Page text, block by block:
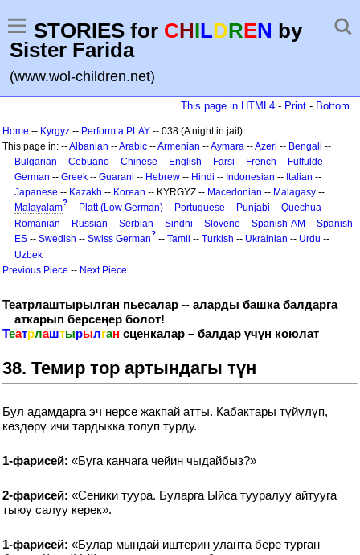
STORIES for CHILDREN by
Sister Farida
(www.wol-children.net)
This page in HTML4 - Print - Bottom
Home -- Kyrgyz -- Perform a PLAY -- 038 (A night in jail)
This page in: --Albanian --Arabic --Armenian --Aymara --Azeri -- Bengali --
Bulgarian -- Cebuano -- Chinese -- English -- Farsi -- French -- Fulfulde --
German -- Greek -- Guarani -- Hebrew -- Hindi -- Indonesian -- Italian --
Japanese -- Kazakh -- Korean -- KYRGYZ -- Macedonian -- Malagasy --
Malayalam? -- Platt (Low German) -- Portuguese -- Punjabi -- Quechua --
Romanian -- Russian -- Serbian -- Sindhi -- Slovene -- Spanish-AM -- Spanish-
ES -- Swedish -- Swiss German? -- Tamil -- Turkish -- Ukrainian -- Urdu --
Uzbek
Previous Piece -- Next Piece
Театрлаштырылган пьесалар -- аларды башка балдарга
аткарып берсеңер болот!
Театрлаштырылган сценкалар – балдар үчүн коюлат
38. Темир тор артындагы түн
Бул адамдарга эч нерсе жакпай атты. Кабактары түйүлүп,
көздөрү ичи тардыкка толуп турду.
1-фарисей: «Буга канчага чейин чыдайбыз?»
2-фарисей: «Сеники туура. Буларга Ыйса тууралуу айтууга
тыюу салуу керек».
1-фарисей: «Булар мындай иштерин уланта бере турган